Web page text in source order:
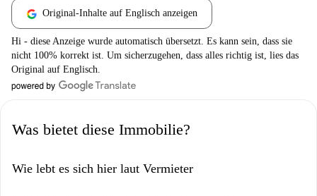
Original-Inhalte auf Englisch anzeigen
Hi - diese Anzeige wurde automatisch übersetzt. Es kann sein, dass sie
nicht 100% korrekt ist. Um sicherzugehen, dass alles richtig ist, lies das
Original auf Englisch.
Was bietet diese Immobilie?
Wie lebt es sich hier laut Vermieter